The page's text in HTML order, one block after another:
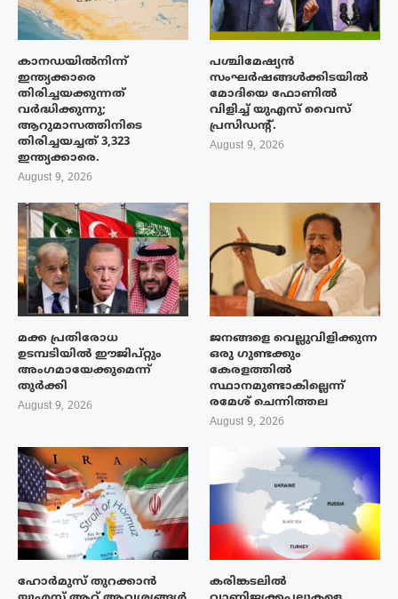
കാനഡയിൽനിന്ന്
ഇന്ത്യക്കാരെ
തിരിച്ചയക്കുന്നത്
വർദ്ധിക്കുന്നു;
ആറുമാസത്തിനിടെ
തിരിച്ചയച്ചത് 3,323
ഇന്ത്യക്കാരെ.
August 9, 2026
പശ്ചിമേഷ്യന്‍
സംഘര്‍ഷങ്ങള്‍ക്കിടയിൽ
മോദിയെ ഫോണില്‍
വിളിച്ച് യുഎസ് വൈസ്
പ്രസിഡന്റ്.
August 9, 2026
മക്ക പ്രതിരോധ
ഉടമ്പടിയിൽ ഈജിപ്റ്റും
അംഗമായേക്കുമെന്ന്
തുർക്കി
August 9, 2026
ജനങ്ങളെ വെല്ലുവിളിക്കുന്ന
ഒരു ഗുണ്ടക്കും
കേരളത്തിൽ
സ്ഥാനമുണ്ടാകില്ലെന്ന്
രമേശ് ചെന്നിത്തല
August 9, 2026
ഹോർമുസ് തുറക്കാൻ
കരിങ്കടലിൽ